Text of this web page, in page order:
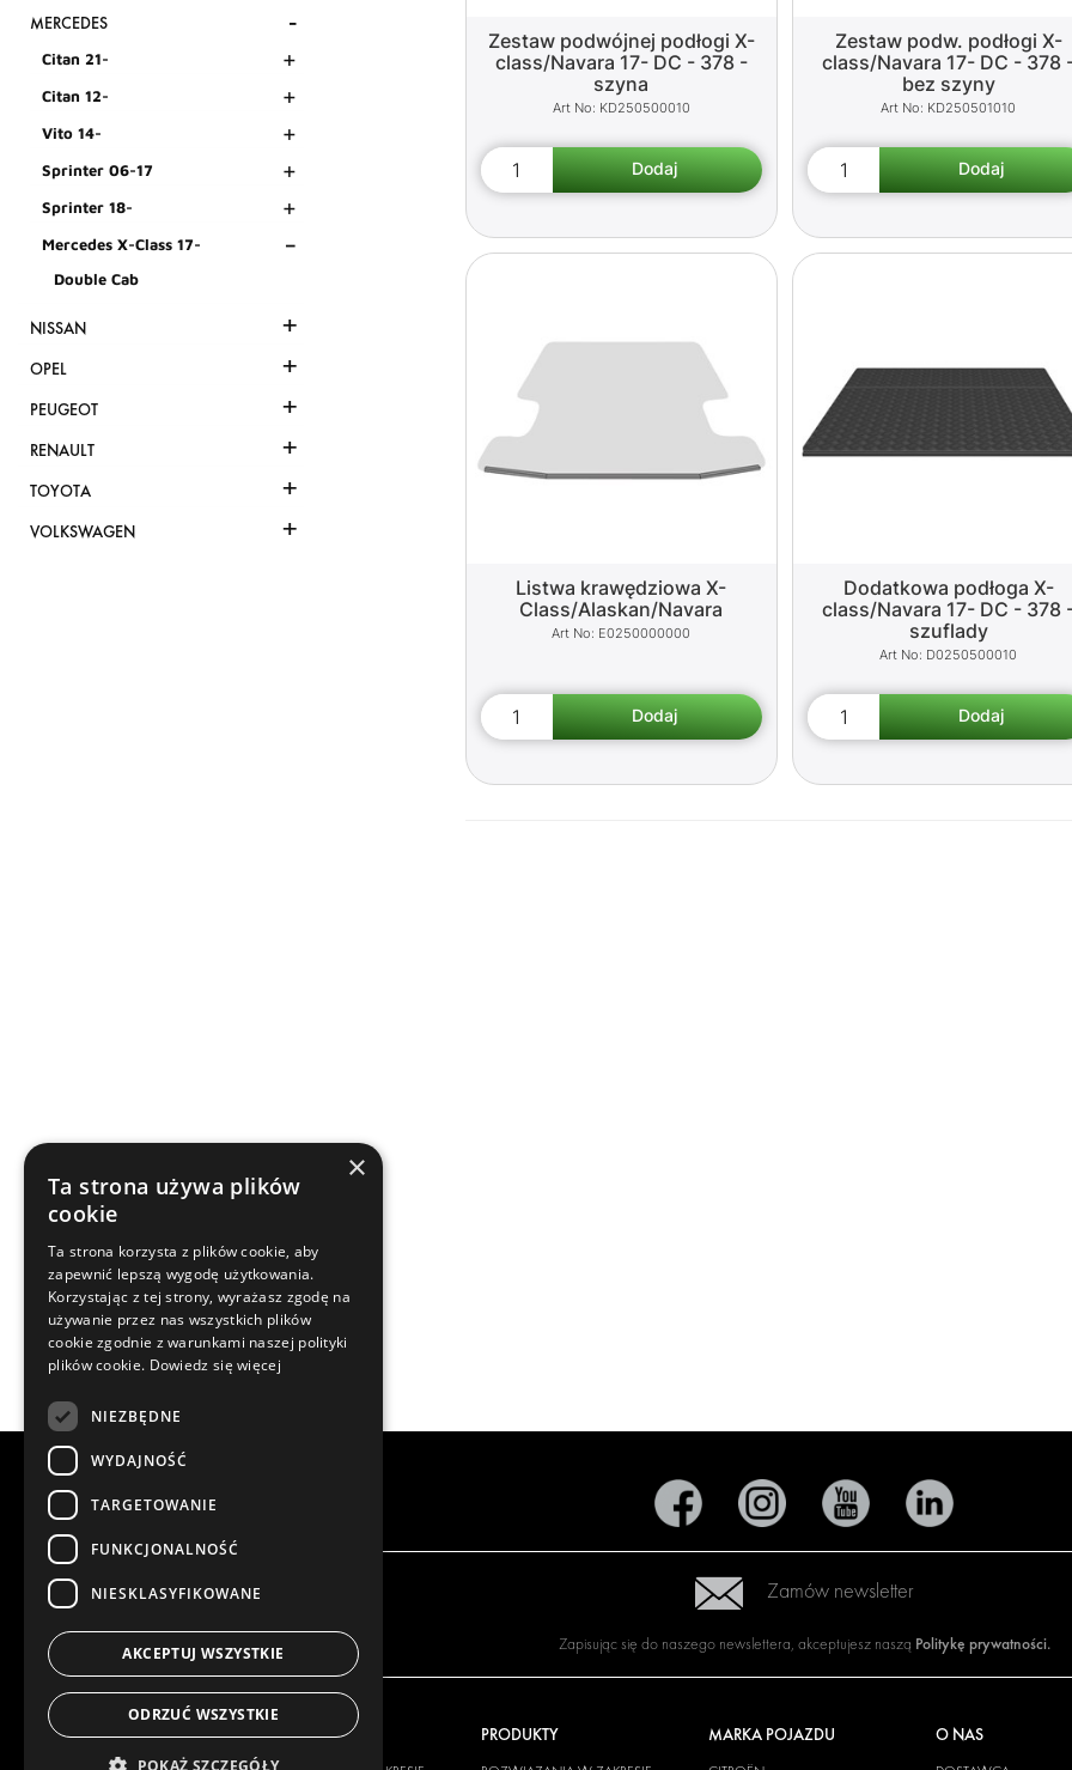
MERCEDES -
Citan 21- +
Citan 12- +
Vito 14- +
Sprinter 06-17 +
Sprinter 18- +
Mercedes X-Class 17- -
Double Cab
NISSAN +
OPEL +
PEUGEOT +
RENAULT +
TOYOTA +
VOLKSWAGEN +
Zestaw podwójnej podłogi X-
class/Navara 17- DC - 378 -
szyna
KD250500010
Zestaw podw. podłogi X-
class/Navara 17- DC - 378
bez szyny
KD250501010
Listwa krawędziowa X-
Class/Alaskan/Navara
E0250000000
Dodatkowa podłoga X-
class/Navara 17- DC - 378
szuflady
D0250500010
Zamów newsletter
Zapisując się do naszego newslettera, akceptujesz naszą Politykę prywatności.
NASZA OFERTA PRODUKTY MARKA POJAZDU O NAS
×
Ta strona używa plików
cookie
Ta strona korzysta z plików cookie, aby
zapewnić lepszą wygodę użytkowania.
Korzystając z tej strony, wyrażasz zgodę na
używanie przez nas wszystkich plików
cookie zgodnie z warunkami naszej polityki
plików cookie. Dowiedz się więcej
NIEZBĘDNE
WYDAJNOŚĆ
TARGETOWANIE
FUNKCJONALNOŚĆ
NIESKLASYFIKOWANE
AKCEPTUJ WSZYSTKIE
ODRZUĆ WSZYSTKIE
POKAŻ SZCZEGÓŁY